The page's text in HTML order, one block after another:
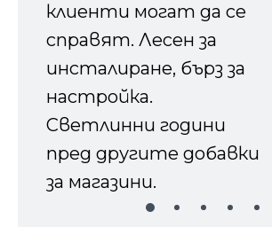
клиенти могат да се
справят. Лесен за
инсталиране, бърз за
настройка.
Светлинни години
пред другите добавки
за магазини.